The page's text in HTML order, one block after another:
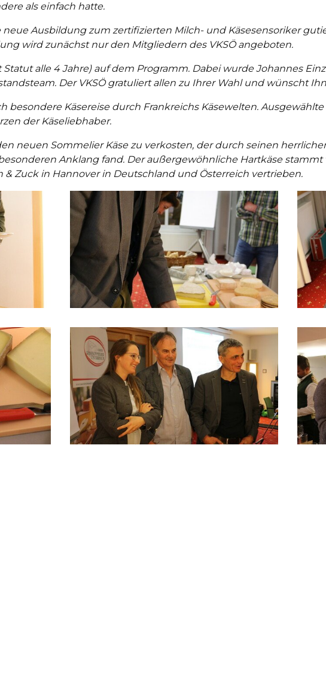
als einfach hatte.
Ausbildung zum zertifizierten Milch- und Käsesensoriker
wird zunächst nur den Mitgliedern des VKSÖ angeboten.
alle 4 Jahre) auf dem Programm. Dabei wurde Johannes
Der VKSÖ gratuliert allen zu Ihrer Wahl und wünscht
besondere Käsereise durch Frankreichs Käsewelten.
der Käseliebhaber.
neuen Sommelier Käse zu verkosten, der durch seinen
Anklang fand. Der außergewöhnliche Hartkäse
& Zuck in Hannover in Deutschland und Österreich vertrieben.